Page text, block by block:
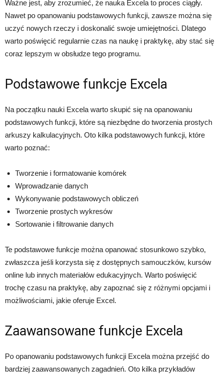
Ważne jest, aby zrozumieć, że nauka Excela to proces ciągły.
Nawet po opanowaniu podstawowych funkcji, zawsze można się
uczyć nowych rzeczy i doskonalić swoje umiejętności. Dlatego
warto poświęcić regularnie czas na naukę i praktykę, aby stać się
coraz lepszym w obsłudze tego programu.
Podstawowe funkcje Excela
Na początku nauki Excela warto skupić się na opanowaniu
podstawowych funkcji, które są niezbędne do tworzenia prostych
arkuszy kalkulacyjnych. Oto kilka podstawowych funkcji, które
warto poznać:
Tworzenie i formatowanie komórek
Wprowadzanie danych
Wykonywanie podstawowych obliczeń
Tworzenie prostych wykresów
Sortowanie i filtrowanie danych
Te podstawowe funkcje można opanować stosunkowo szybko,
zwłaszcza jeśli korzysta się z dostępnych samouczków, kursów
online lub innych materiałów edukacyjnych. Warto poświęcić
trochę czasu na praktykę, aby zapoznać się z różnymi opcjami i
możliwościami, jakie oferuje Excel.
Zaawansowane funkcje Excela
Po opanowaniu podstawowych funkcji Excela można przejść do
bardziej zaawansowanych zagadnień. Oto kilka przykładów